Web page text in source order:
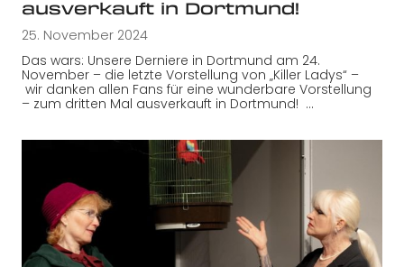
ausverkauft in Dortmund!
25. November 2024
Das wars: Unsere Derniere in Dortmund am 24.
November – die letzte Vorstellung von „Killer Ladys“ –
wir danken allen Fans für eine wunderbare Vorstellung
– zum dritten Mal ausverkauft in Dortmund! …